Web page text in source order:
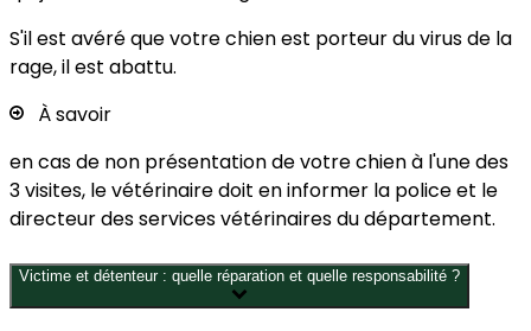
S'il est avéré que votre chien est porteur du virus de la
rage, il est abattu.
À savoir
en cas de non présentation de votre chien à l'une des
3 visites, le vétérinaire doit en informer la police et le
directeur des services vétérinaires du département.
Victime et détenteur : quelle réparation et quelle responsabilité ?